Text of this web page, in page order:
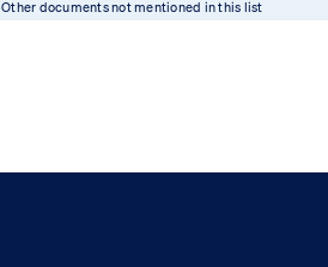
Other documents not mentioned in this list